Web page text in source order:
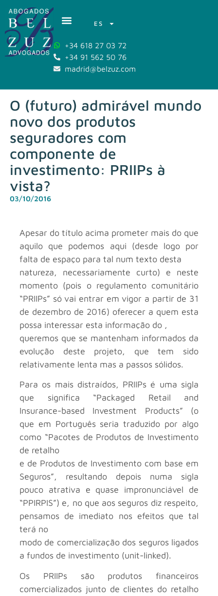
ES
+34 618 27 03 72
+34 91 562 50 76
madrid@belzuz.com
O (futuro) admirável mundo
novo dos produtos
seguradores com
componente de
investimento: PRIIPs à
vista?
03/10/2016
Apesar do título acima prometer mais do que
aquilo que podemos aqui (desde logo por
falta de espaço para tal num texto desta
natureza, necessariamente curto) e neste
momento (pois o regulamento comunitário
“PRIIPs” só vai entrar em vigor a partir de 31
de dezembro de 2016) oferecer a quem esta
possa interessar esta informação do ,
queremos que se mantenham informados da
evolução deste projeto, que tem sido
relativamente lenta mas a passos sólidos.
Para os mais distraídos, PRIIPs é uma sigla
que significa “Packaged Retail and
Insurance-based Investment Products” (o
que em Português seria traduzido por algo
como “Pacotes de Produtos de Investimento
de retalho
e de Produtos de Investimento com base em
Seguros”, resultando depois numa sigla
pouco atrativa e quase impronunciável de
“PPIRPIS”) e, no que aos seguros diz respeito,
pensamos de imediato nos efeitos que tal
terá no
modo de comercialização dos seguros ligados
a fundos de investimento (unit-linked).
Os PRIIPs são produtos financeiros
comercializados junto de clientes do retalho